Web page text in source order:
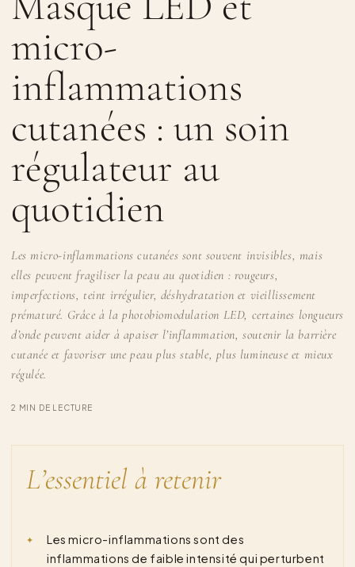
micro-
inflammations
cutanées : un soin
régulateur au
quotidien
Les micro-inflammations cutanées sont souvent invisibles, mais
elles peuvent fragiliser la peau au quotidien : rougeurs,
imperfections, teint irrégulier, déshydratation et vieillissement
prématuré. Grâce à la photobiomodulation LED, certaines longueurs
d’onde peuvent aider à apaiser l’inflammation, soutenir la barrière
cutanée et favoriser une peau plus stable, plus lumineuse et mieux
régulée.
2 MIN DE LECTURE
L’essentiel à retenir
Les micro-inflammations sont des
inflammations de faible intensité qui perturbent